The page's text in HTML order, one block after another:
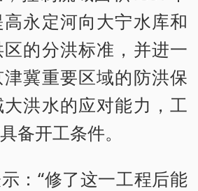
永定河向大宁水库和
的分洪标准，并进一
冀重要区域的防洪保
洪水的应对能力，工
备开工条件。
：“修了这一工程后能